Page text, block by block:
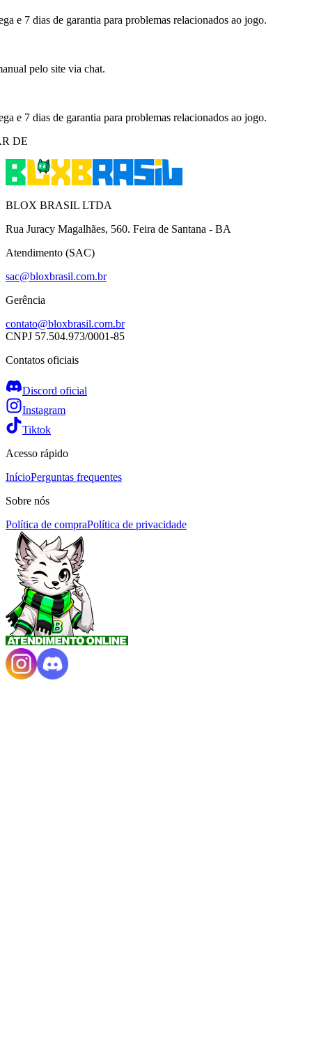
e 7 dias de garantia para problemas relacionados ao jogo.
pelo site via chat.
e 7 dias de garantia para problemas relacionados ao jogo.
DE
BLOX BRASIL LTDA
Rua Juracy Magalhães, 560. Feira de Santana - BA
Atendimento (SAC)
sac@bloxbrasil.com.br
Gerência
contato@bloxbrasil.com.br
CNPJ 57.504.973/0001-85
Contatos oficiais
Discord oficial
Instagram
Tiktok
Acesso rápido
InícioPerguntas frequentes
Sobre nós
Política de compraPolítica de privacidade